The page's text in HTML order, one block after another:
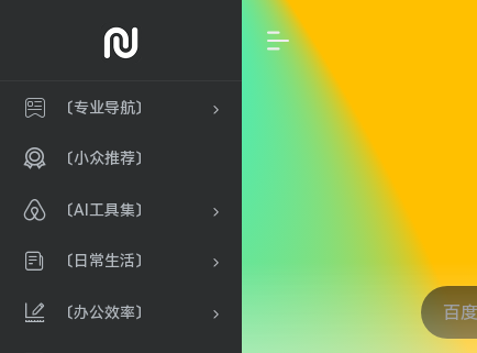
〔专业导航〕
〔小众推荐〕
〔AI工具集〕
〔日常生活〕
〔办公效率〕